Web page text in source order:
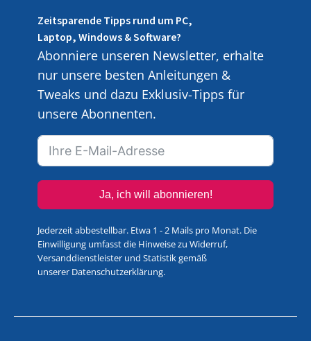
Zeitsparende Tipps rund um PC,
Laptop, Windows & Software?
Abonniere unseren Newsletter, erhalte
nur unsere besten Anleitungen &
Tweaks und dazu Exklusiv-Tipps für
unsere Abonnenten.
Ja, ich will abonnieren!
Jederzeit abbestellbar. Etwa 1 - 2 Mails pro Monat. Die
Einwilligung umfasst die Hinweise zu Widerruf,
Versanddienstleister und Statistik gemäß
unserer Datenschutzerklärung.